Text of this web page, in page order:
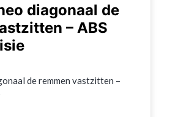
diagonaal de
– ABS
de remmen vastzitten –